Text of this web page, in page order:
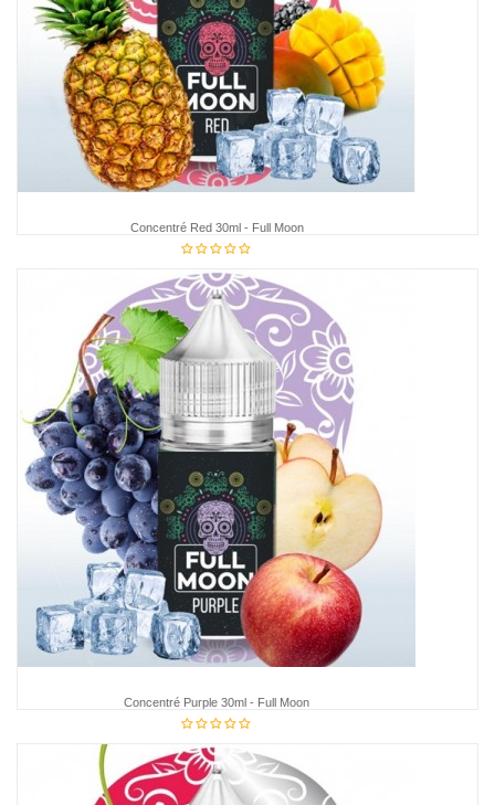
Concentré Red 30ml - Full Moon
€12.75
Concentré Purple 30ml - Full Moon
€12.75